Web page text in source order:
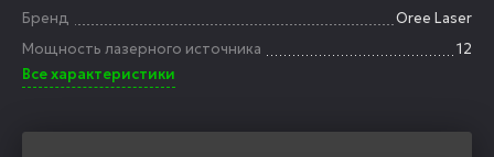
Бренд
Oree Laser
Мощность лазерного источника
12
Все характеристики